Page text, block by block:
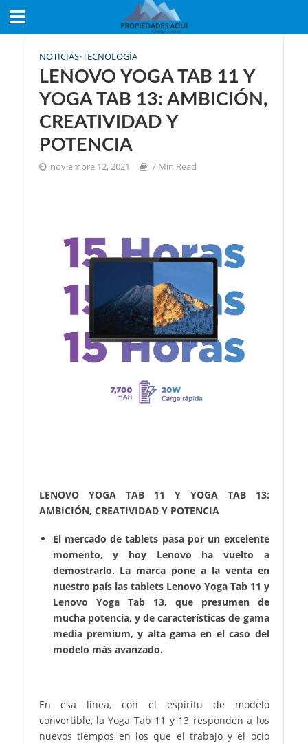
NOTICIAS•TECNOLOGÍA
LENOVO YOGA TAB 11 Y
YOGA TAB 13: AMBICIÓN,
CREATIVIDAD Y
POTENCIA
noviembre 12, 2021 7 Min Read
LENOVO YOGA TAB 11 Y YOGA TAB 13:
AMBICIÓN, CREATIVIDAD Y POTENCIA
El mercado de tablets pasa por un excelente
momento, y hoy Lenovo ha vuelto a
demostrarlo. La marca pone a la venta en
nuestro país las tablets Lenovo Yoga Tab 11 y
Lenovo Yoga Tab 13, que presumen de
mucha potencia, y de características de gama
media premium, y alta gama en el caso del
modelo más avanzado.
En esa línea, con el espíritu de modelo
convertible, la Yoga Tab 11 y 13 responden a los
nuevos tiempos en los que el trabajo y el ocio